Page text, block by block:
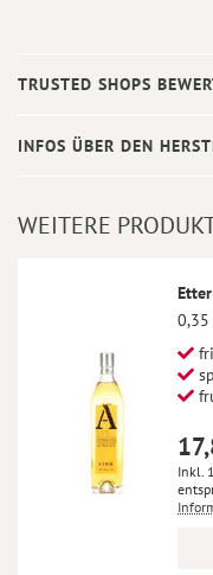
TRUSTED SHOPS
INFOS ÜBER DEN
WEITERE
Inkl.